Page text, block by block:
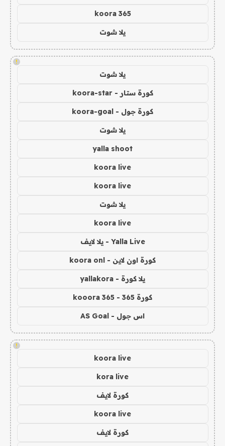
koora 365
يلا شوت
!
يلا شوت
كورة ستار - koora-star
كورة جول - koora-goal
يلا شوت
yalla shoot
koora live
koora live
يلا شوت
koora live
Yalla Live - يلا لايف
كورة اون لاين - koora onl
يلا كورة - yallakora
كورة 365 - kooora 365
اس جول - AS Goal
!
koora live
kora live
كورة لايف
koora live
كورة لايف